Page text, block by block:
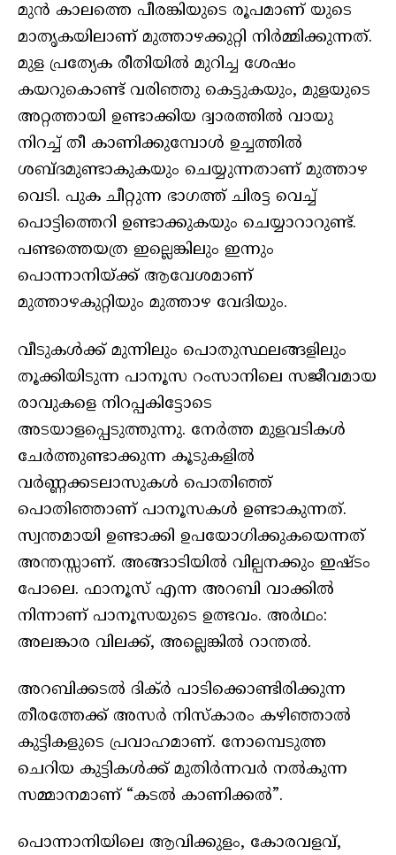
മുൻ കാലത്തെ പീരങ്കിയുടെ രൂപമാണ് യുടെ
മാതൃകയിലാണ് മുത്താഴക്കുറ്റി നിര്‍മ്മിക്കുന്നത്.
മുള പ്രത്യേക രീതിയില്‍ മുറിച്ച ശേഷം
കയറുകൊണ്ട് വരിഞ്ഞു കെട്ടുകയും, മുളയുടെ
അറ്റത്തായി ഉണ്ടാക്കിയ ദ്വാരത്തില്‍ വായു
നിറച്ച് തീ കാണിക്കുമ്പോള്‍ ഉച്ചത്തില്‍
ശബ്ദമുണ്ടാകുകയും ചെയ്യുന്നതാണ് മുത്താഴ
വെടി. പുക ചീറ്റുന്ന ഭാഗത്ത് ചിരട്ട വെച്ച്
പൊട്ടിത്തെറി ഉണ്ടാക്കുകയും ചെയ്യാറാറുണ്ട്.
പണ്ടത്തെയത്ര ഇല്ലെങ്കിലും ഇന്നും
പൊന്നാനിയ്ക്ക് ആവേശമാണ്
മുത്താഴകുറ്റിയും മുത്താഴ വേദിയും.
വീടുകൾക്ക് മുന്നിലും പൊതുസ്ഥലങ്ങളിലും
തൂക്കിയിടുന്ന പാനൂസ റംസാനിലെ സജീവമായ
രാവുകളെ നിറപ്പകിട്ടോടെ
അടയാളപ്പെടുത്തുന്നു. നേർത്ത മുളവടികൾ
ചേർത്തുണ്ടാക്കുന്ന കൂടുകളിൽ
വര്‍ണ്ണക്കടലാസുകള്‍ പൊതിഞ്ഞ്
പൊതിഞ്ഞാണ് പാനൂസകൾ ഉണ്ടാകുന്നത്.
സ്വന്തമായി ഉണ്ടാക്കി ഉപയോഗിക്കുകയെന്നത്
അന്തസ്സാണ്. അങ്ങാടിയിൽ വില്പനക്കും ഇഷ്ടം
പോലെ. ഫാനൂസ് എന്ന അറബി വാക്കിൽ
നിന്നാണ് പാനൂസയുടെ ഉത്ഭവം. അർഥം:
അലങ്കാര വിലക്ക്, അല്ലെങ്കിൽ റാന്തൽ.
അറബിക്കടൽ ദിക്ർ പാടിക്കൊണ്ടിരിക്കുന്ന
തീരത്തേക്ക് അസർ നിസ്കാരം കഴിഞ്ഞാൽ
കുട്ടികളുടെ പ്രവാഹമാണ്. നോമ്പെടുത്ത
ചെറിയ കുട്ടികൾക്ക് മുതിർന്നവർ നൽകുന്ന
സമ്മാനമാണ് “കടൽ കാണിക്കൽ”.
പൊന്നാനിയിലെ ആവിക്കുളം, കോരവളവ്,